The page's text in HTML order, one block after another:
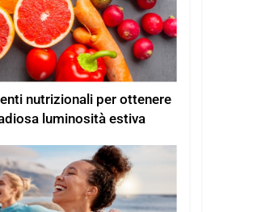
nutrizionali per ottenere
luminosità estiva